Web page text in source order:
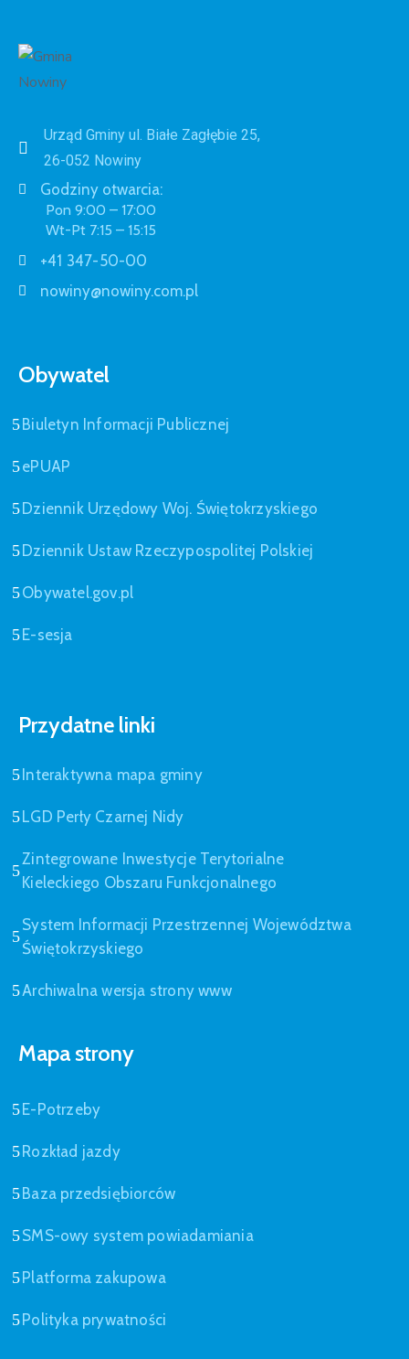
Urząd Gminy ul. Białe Zagłębie 25,
26-052 Nowiny
Godziny otwarcia:
Pon 9:00 – 17:00
Wt-Pt 7:15 – 15:15
+41 347-50-00
nowiny@nowiny.com.pl
Obywatel
Biuletyn Informacji Publicznej
ePUAP
Dziennik Urzędowy Woj. Świętokrzyskiego
Dziennik Ustaw Rzeczypospolitej Polskiej
Obywatel.gov.pl
E-sesja
Przydatne linki
Interaktywna mapa gminy
LGD Perły Czarnej Nidy
Zintegrowane Inwestycje Terytorialne
Kieleckiego Obszaru Funkcjonalnego
System Informacji Przestrzennej Województwa
Świętokrzyskiego
Archiwalna wersja strony www
Mapa strony
E-Potrzeby
Rozkład jazdy
Baza przedsiębiorców
SMS-owy system powiadamiania
Platforma zakupowa
Polityka prywatności